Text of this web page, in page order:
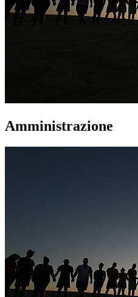
Amministrazione